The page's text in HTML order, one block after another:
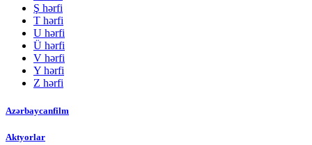
Ş hərfi
T hərfi
U hərfi
Ü hərfi
V hərfi
Y hərfi
Z hərfi
Azərbaycanfilm
Aktyorlar